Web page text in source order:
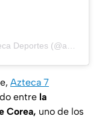
Azteca 7
entre la
Corea, uno de los